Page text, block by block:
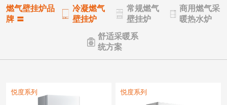
燃气壁挂炉品
牌 〓
冷凝燃气
壁挂炉
常规燃气
壁挂炉
商用燃气采
暖热水炉
舒适采暖系
统方案
悦度系列 悦度系列